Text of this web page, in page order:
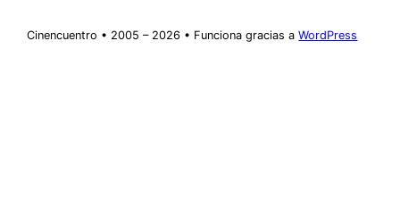
Cinencuentro • 2005 – 2026 • Funciona gracias aWordPress